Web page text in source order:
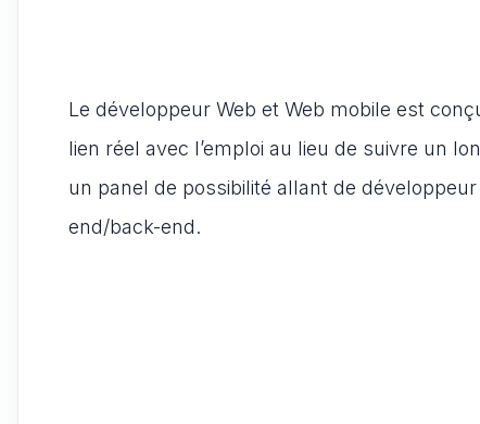
Le développeur Web et Web mobile est
lien réel avec l’emploi au lieu de suivre un
un panel de possibilité allant de
end/back-end.